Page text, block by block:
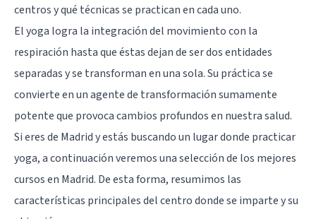
centros y qué técnicas se practican en cada uno.
El yoga logra la integración del movimiento con la
respiración hasta que éstas dejan de ser dos entidades
separadas y se transforman en una sola. Su práctica se
convierte en un agente de transformación sumamente
potente que provoca cambios profundos en nuestra salud.
Si eres de Madrid y estás buscando un lugar donde practicar
yoga, a continuación veremos una selección de los mejores
cursos en Madrid. De esta forma, resumimos las
características principales del centro donde se imparte y su